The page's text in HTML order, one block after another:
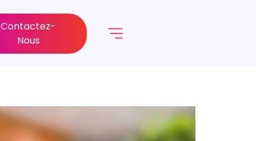
Contactez-
Nous